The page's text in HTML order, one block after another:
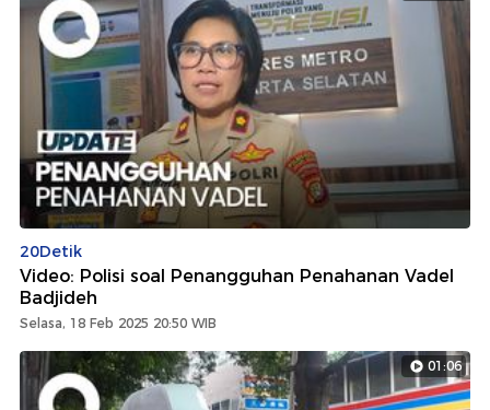
20Detik
Video: Polisi soal Penangguhan Penahanan Vadel
Badjideh
Selasa, 18 Feb 2025 20:50 WIB
01:06